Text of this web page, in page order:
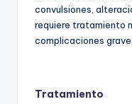
convulsiones,
requiere tratamiento
complicaciones
Tratamiento